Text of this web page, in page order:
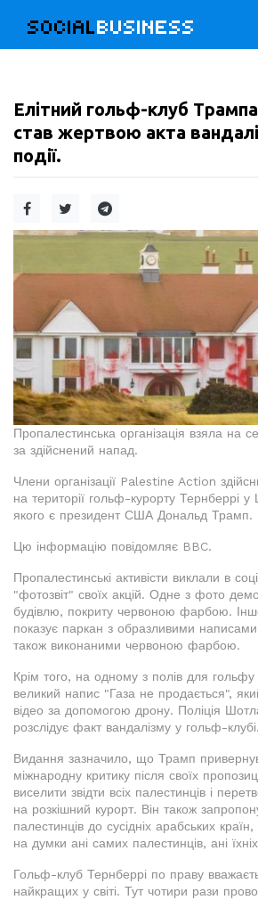
SOCIALBUSINESS
Елітний гольф-клуб
став жертвою акта
події.
Пропалестинська організація взяла на
за здійснений напад.
Члени організації Palestine Action
на території гольф-курорту Тернберрі у
якого є президент США Дональд Трамп.
Цю інформацію повідомляє BBC.
Пропалестинські активісти виклали в
"фотозвіт" своїх акцій. Одне з фото
будівлю, покриту червоною фарбою.
показує паркан з образливими
також виконаними червоною фарбою.
Крім того, на одному з полів для
великий напис "Газа не продається",
відео за допомогою дрону. Поліція
розслідує факт вандалізму у гольф-клубі.
Видання зазначило, що Трамп
міжнародну критику після своїх
виселити звідти всіх палестинців і
на розкішний курорт. Він також
палестинців до сусідніх арабських
на думки ані самих палестинців, ані
Гольф-клуб Тернберрі по праву
найкращих у світі. Тут чотири рази